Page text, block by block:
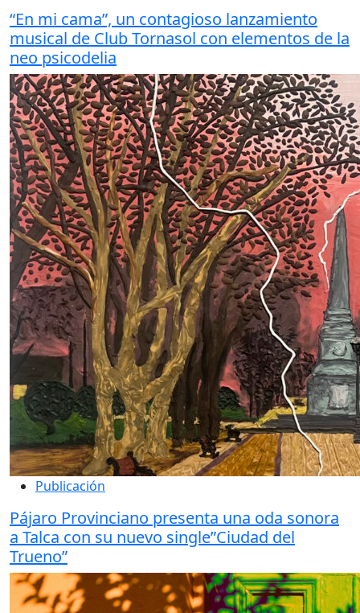
“En mi cama”, un contagioso lanzamiento
musical de Club Tornasol con elementos de la
neo psicodelia
Publicación
Pájaro Provinciano presenta una oda sonora
a Talca con su nuevo single”Ciudad del
Trueno”